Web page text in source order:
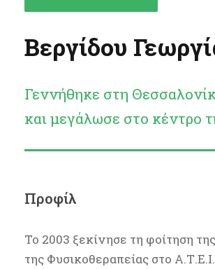
Βεργίδου
Γεννήθηκε στη
και μεγάλωσε στο κέντρο
Προφίλ
Το 2003 ξεκίνησε τη φοίτηση
της Φυσικοθεραπείας στο Α.Τ.Ε.Ι.